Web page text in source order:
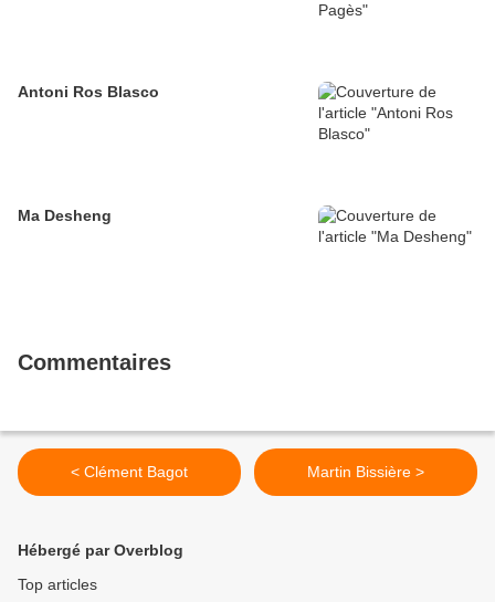
Antoni Ros Blasco
Ma Desheng
Commentaires
< Clément Bagot Martin Bissière >
Hébergé par Overblog
Top articles